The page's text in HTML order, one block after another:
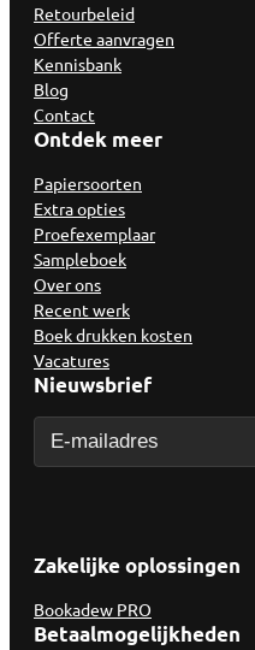
Retourbeleid
Offerte aanvragen
Kennisbank
Blog
Contact
Ontdek meer
Papiersoorten
Extra opties
Proefexemplaar
Sampleboek
Over ons
Recent werk
Boek drukken kosten
Vacatures
Nieuwsbrief
Zakelijke oplossingen
Bookadew PRO
Betaalmogelijkheden